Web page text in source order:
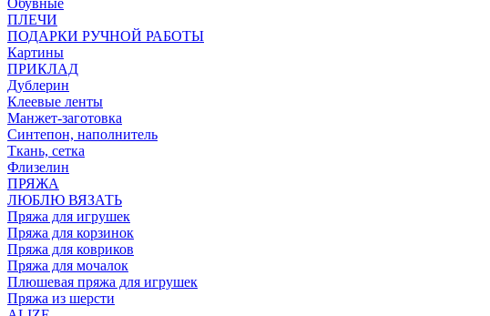
Обувные
ПЛЕЧИ
ПОДАРКИ РУЧНОЙ РАБОТЫ
Картины
ПРИКЛАД
Дублерин
Клеевые ленты
Манжет-заготовка
Синтепон, наполнитель
Ткань, сетка
Флизелин
ПРЯЖА
ЛЮБЛЮ ВЯЗАТЬ
Пряжа для игрушек
Пряжа для корзинок
Пряжа для ковриков
Пряжа для мочалок
Плюшевая пряжа для игрушек
Пряжа из шерсти